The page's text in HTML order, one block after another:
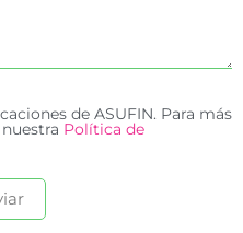
de ASUFIN. Para más
Política de